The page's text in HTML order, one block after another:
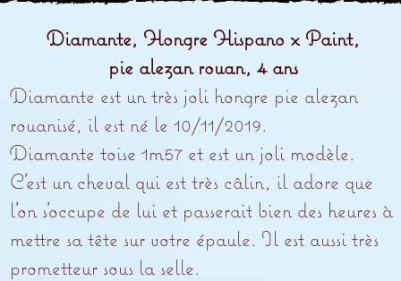
Diamante, Hongre Hispano x Paint,
pie alezan rouan, 4 ans
Diamante est un très joli hongre pie alezan
rouanisé, il est né le 10/11/2019.
Diamante toise 1m57 et est un joli modèle.
C’est un cheval qui est très câlin, il adore que
l’on s’occupe de lui et passerait bien des heures à
mettre sa tête sur votre épaule. Il est aussi très
prometteur sous la selle.